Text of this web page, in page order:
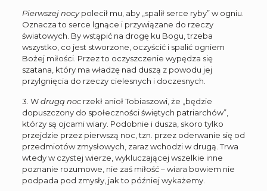
Pierwszej nocypolecił mu, aby „spalił serce ryby” w ogniu.
Oznacza to serce lgnące i przywiązane do rzeczy
światowych. By wstąpić na drogę ku Bogu, trzeba
wszystko, co jest stworzone, oczyścić i spalić ogniem
Bożej miłości. Przez to oczyszczenie wypędza się
szatana, który ma władzę nad duszą z powodu jej
przylgnięcia do rzeczy cielesnych i doczesnych.
3. Wdrugą nocrzekł anioł Tobiaszowi, że „będzie
dopuszczony do społeczności świętych patriarchów”,
którzy są ojcami wiary. Podobnie i dusza, skoro tylko
przejdzie przez pierwszą noc, tzn. przez oderwanie się od
przedmiotów zmysłowych, zaraz wchodzi w drugą. Trwa
wtedy w czystej wierze, wykluczającej wszelkie inne
poznanie rozumowe, nie zaś miłość – wiara bowiem nie
podpada pod zmysły, jak to później wykażemy.